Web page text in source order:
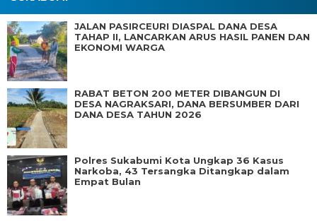
JALAN PASIRCEURI DIASPAL DANA DESA
TAHAP II, LANCARKAN ARUS HASIL PANEN DAN
EKONOMI WARGA
RABAT BETON 200 METER DIBANGUN DI
DESA NAGRAKSARI, DANA BERSUMBER DARI
DANA DESA TAHUN 2026
Polres Sukabumi Kota Ungkap 36 Kasus
Narkoba, 43 Tersangka Ditangkap dalam
Empat Bulan